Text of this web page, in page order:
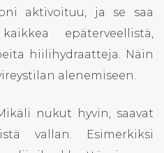
aktivoituu, ja se saa
epäterveellistä,
hiilihydraatteja. Näin
alenemiseen.
nukut hyvin, saavat
vallan. Esimerkiksi